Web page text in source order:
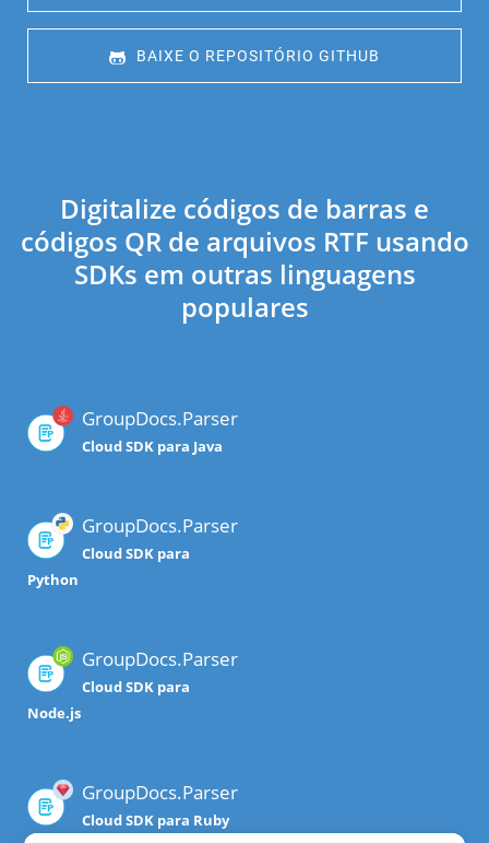
BAIXE O REPOSITÓRIO GITHUB
Digitalize códigos de barras e
códigos QR de arquivos RTF usando
SDKs em outras linguagens
populares
GroupDocs.Parser
Cloud SDK para Java
GroupDocs.Parser
Cloud SDK para
Python
GroupDocs.Parser
Cloud SDK para
Node.js
GroupDocs.Parser
Cloud SDK para Ruby